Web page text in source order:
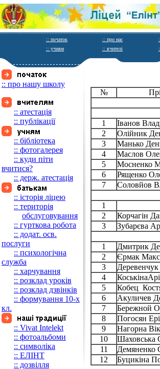
:: початок :: про нас
:: учням
:: вчителі
:: про нашу школу
:: атестація
:: публікації
:: бібліотека
:: фотогалерея
:: куди піти
вчитися?
:: держ. атестація
:: історія ліцею
:: територія
обслуговування
:: гурткова робота
:: додат. осв.
послуги
:: психологічна
служба
:: харчування
:: розклад уроків
:: розклад дзвінків
:: формування 10-х
кл.
:: Vivat Intelekt
:: фотоальбоми
:: символіка
:: ЕЛІНТ
:: дозвілля
№
1
Іванов
2
Олійник
3
Манько
4
Маслов
5
Мосненко
6
Рященко
7
Соловйов
1
2
Корчагін
3
Зубарєва
1
Дмитрик
2
Єрмак
3
Деревенчук
4
5
Кобец
6
Акуличев
7
Бережной
8
Погосян
9
Нагорна
10
Шаховська
11
Демяненко
12
Буцикіна